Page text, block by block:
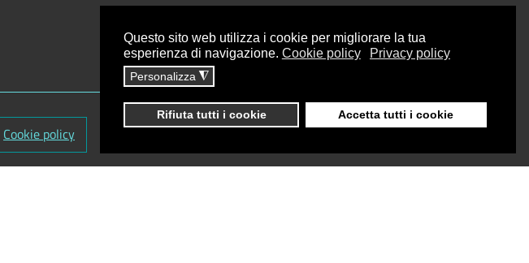
Questo sito web utilizza i cookie per migliorare la tua
esperienza di navigazione. Cookie policy Privacy policy
Personalizza ◮
Rifiuta tutti i cookie Accetta tutti i cookie
Cookie policy Credits Dati sul monitoraggio Area riservata